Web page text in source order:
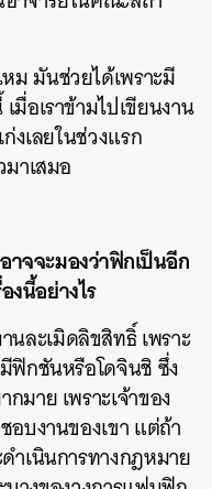
ม มันช่วยได้เพราะมี
อเราข้ามไปเขียนงาน
งเลยในช่วงแรก
าเสมอ
จจะมองว่าฟิกเป็นอีก
นี้อย่างไร
นละเมิดลิขสิทธิ์ เพราะ
ฟิกชันหรือโดจินชิ ซึ่ง
มาย เพราะเจ้าของ
อบงานของเขา แต่ถ้า
ำเนินการทางกฎหมาย